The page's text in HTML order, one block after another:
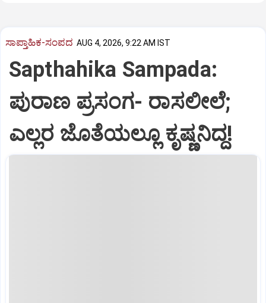
ಸಾಪ್ತಾಹಿಕ-ಸಂಪದ AUG 4, 2026, 9:22 AM IST
Sapthahika Sampada:
ಪುರಾಣ ಪ್ರಸಂಗ- ರಾಸಲೀಲೆ;
ಎಲ್ಲರ ಜೊತೆಯಲ್ಲೂ ಕೃಷ್ಣನಿದ್ದ!